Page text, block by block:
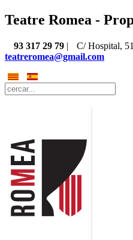
Teatre Romea -
93 317 29 79 |
C/ Hospital,
teatreromea@gmail.com